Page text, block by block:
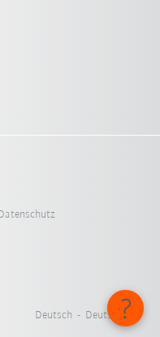
Deutsch - Deutschland